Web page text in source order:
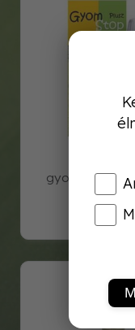
3
gyom stop